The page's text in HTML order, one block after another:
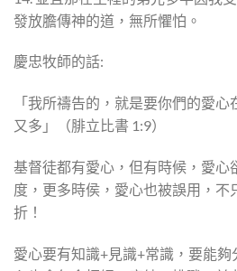
發放膽傳神的道，無所懼怕。
慶忠牧師的話:
「我所禱告的，就是要你們的愛
又多」（腓立比書 1:9）
基督徒都有愛心，但有時候，愛心
度，更多時侯，愛心也被誤用，不
折！
愛心要有知識+見識+常識，要能